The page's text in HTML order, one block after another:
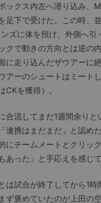
ックス内左へ潜り込み、
足下で受けた。この時、
ズに体を預け、外側へ引
クで動きの方向とは逆の
に走り込んだザウアーに
アーのシュートはミート
CKを獲得）。
流してまだ1週間余りと
連携はまだまだ」と認め
にチームメートとクリッ
あった」と手応えを感じて
は試合が終了してから1時
ず褒めていたのが上田の空